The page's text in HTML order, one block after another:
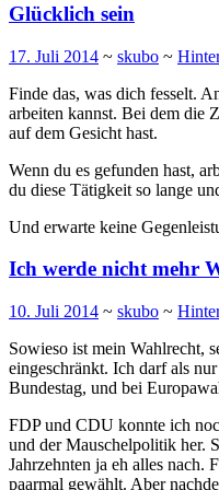
Glücklich sein
17. Juli 2014 ~ skubo ~
Finde das, was dich fesselt.
arbeiten kannst. Bei dem die
auf dem Gesicht hast.
Wenn du es gefunden hast,
du diese Tätigkeit so lange
Und erwarte keine
Ich werde nicht mehr
10. Juli 2014 ~ skubo ~
Sowieso ist mein Wahlrecht,
eingeschränkt. Ich darf als
Bundestag, und bei
FDP und CDU konnte ich
und der Mauschelpolitik her.
Jahrzehnten ja eh alles nach.
paarmal gewählt. Aber